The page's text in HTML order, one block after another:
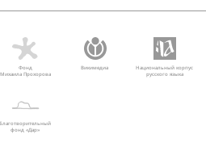
Фонд
Михаила Прохорова
Викимедиа
Национальный корпус
русского языка
Благотворительный
фонд «Дар»